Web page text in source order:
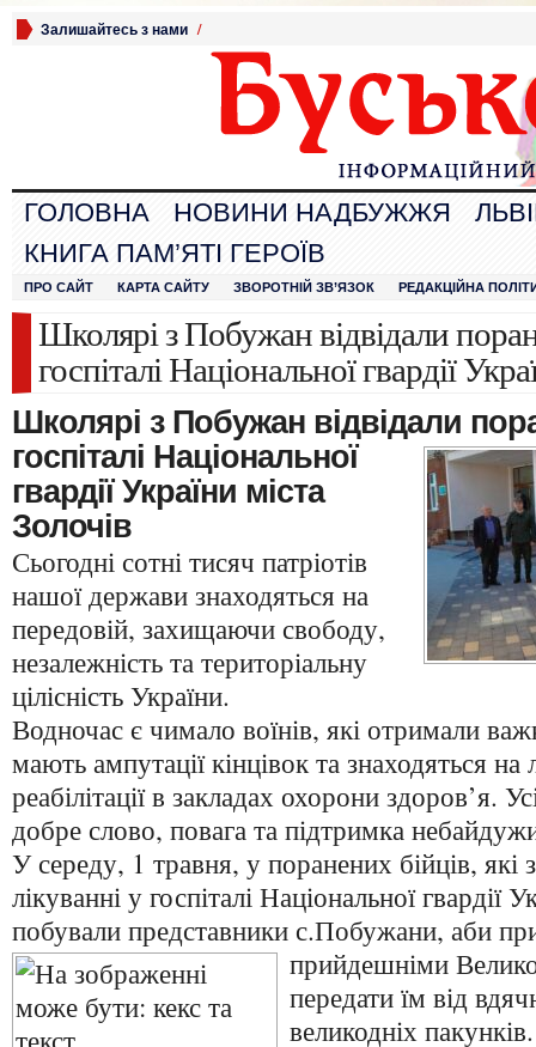
Залишайтесь з нами /
ГОЛОВНА НОВИНИ НАДБУЖЖЯ
КНИГА ПАМ’ЯТІ ГЕРОЇВ
ПРО САЙТ КАРТА САЙТУ ЗВОРОТНІЙ ЗВ’ЯЗОК РЕДАКЦІЙНА
Школярі з Побужан відвідали
госпіталі Національної гвардії
Школярі з Побужан відвідали
госпіталі Національної
гвардії України міста
Золочів
Сьогодні сотні тисяч патріотів
нашої держави знаходяться на
передовій, захищаючи свободу,
незалежність та територіальну
цілісність України.
Водночас є чимало воїнів, які отримали
мають ампутації кінцівок та знаходяться на
реабілітації в закладах охорони здоров’я.
добре слово, повага та підтримка
У середу, 1 травня, у поранених бійців, які
лікуванні у госпіталі Національної гвардії
побували представники с.Побужани, аби
прийдешніми
передати їм від
великодніх